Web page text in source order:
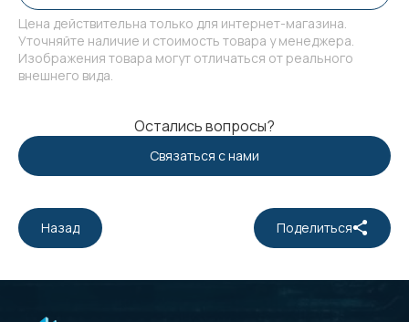
Цена действительна только для интернет-магазина.
Уточняйте наличие и стоимость товара у менеджера.
Изображения товара могут отличаться от реального
внешнего вида.
Остались вопросы?
Связаться с нами
Назад Поделиться